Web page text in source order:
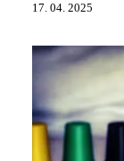
17. 04. 2025